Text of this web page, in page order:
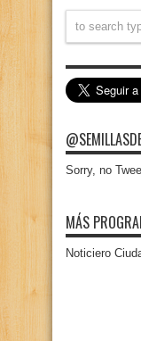
Sorry, no
MÁS
Noticiero